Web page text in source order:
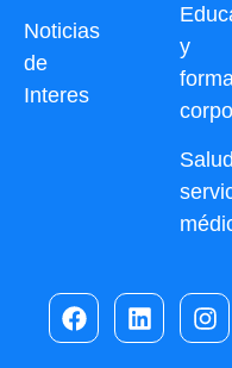
Noticias
de
Interes
y